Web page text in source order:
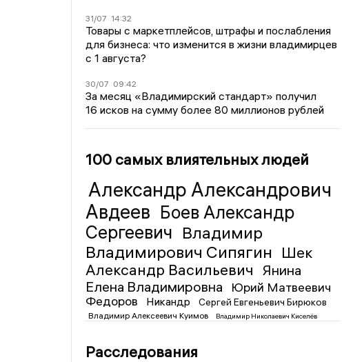
31/07 14:32
Товары с маркетплейсов, штрафы и послабления
для бизнеса: что изменится в жизни владимирцев
с 1 августа?
30/07 09:42
За месяц «Владимирский стандарт» получил
16 исков на сумму более 80 миллионов рублей
100 самых влиятельных людей
Александр Александрович
Авдеев Боев Александр
Сергеевич Владимир
Владимирович Сипягин Шек
Александр Васильевич
Янина
Елена Владимировна
Юрий Матвеевич
Федоров
Никандр Сергей Евгеньевич Бирюков
Владимир Алексеевич Куимов Владимир Николаевич Киселёв
Расследования